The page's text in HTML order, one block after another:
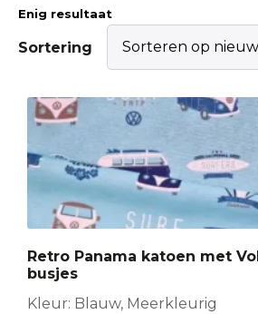
Enig resultaat
Sortering
Retro Panama katoen met
busjes
Kleur: Blauw, Meerkleurig